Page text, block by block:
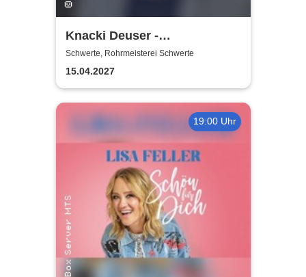
Knacki Deuser -
Humorintelligenz
Schwerte, Rohrmeisterei Schwerte
15.04.2027
19:00 Uhr